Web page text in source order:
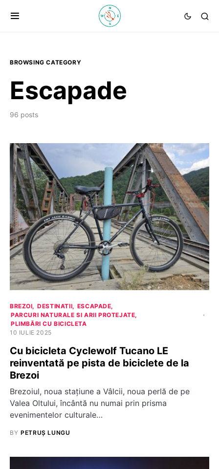
BROWSING CATEGORY
Escapade
96 posts
BREZOI DESTINATII
ESCAPADE
PARCURI NATURALE SI ARII PROTEJATE
PLIMBĂRI CU BICICLETA
10 IULIE 2025
Cu bicicleta Cyclewolf Tucano LE
reinventată pe pista de biciclete de la
Brezoi
Brezoiul, noua stațiune a Vâlcii, noua perlă de pe
Valea Oltului, încântă nu numai prin prisma
evenimentelor culturale…
BY PETRUȘ LUNGU